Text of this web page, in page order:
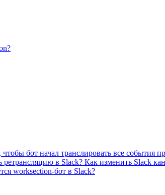
чтобы бот начал транслировать все события
ретрансляцию в Slack? Как изменить Slack
worksection-бот в Slack?